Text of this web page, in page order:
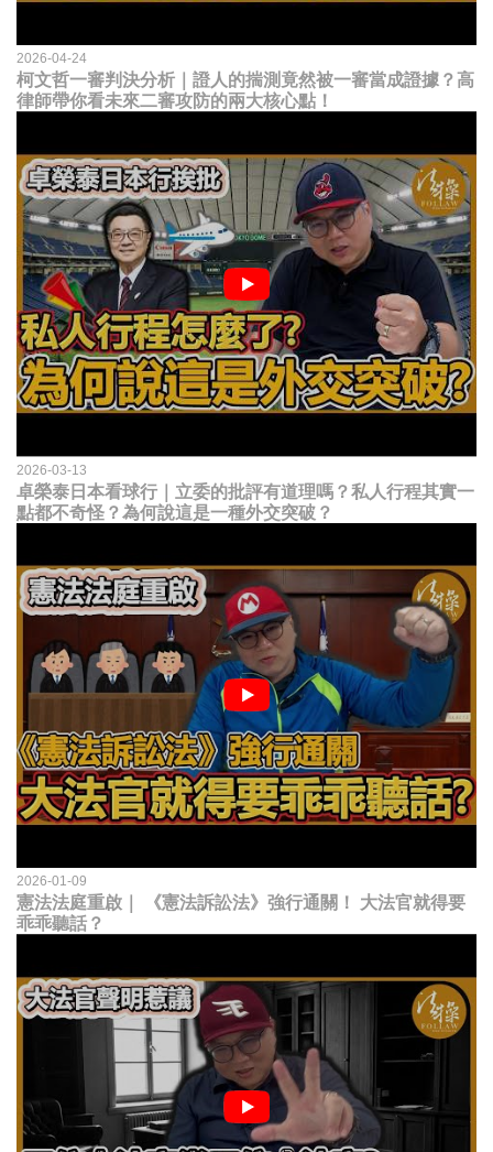
2026-04-24
柯文哲一審判決分析｜證人的揣測竟然被一審當成證據？高
律師帶你看未來二審攻防的兩大核心點！
2026-03-13
卓榮泰日本看球行｜立委的批評有道理嗎？私人行程其實一
點都不奇怪？為何說這是一種外交突破？
2026-01-09
憲法法庭重啟｜ 《憲法訴訟法》強行通關！ 大法官就得要
乖乖聽話？